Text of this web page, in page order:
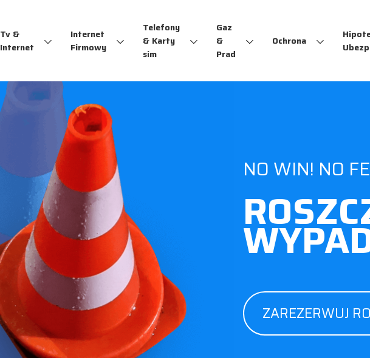
Tv &
Internet
Internet
Firmowy
Telefony
& Karty
sim
Gaz
&
Prad
Ochrona
NO WIN! NO
ZAREZERWUJ